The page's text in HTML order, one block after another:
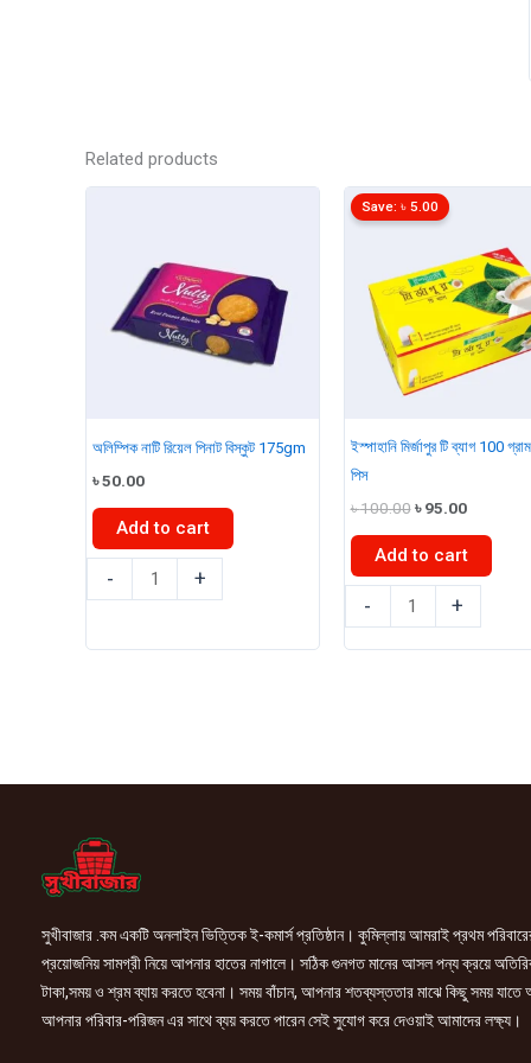
Related products
অলিম্পিক নাটি রিয়েল পিনাট বিস্কুট 175gm
৳50.00
Add to cart
-
নাটি
পিনাট
+
ইস্পাহানি মির্জাপুর টি ব্যাগ 100
পিস
৳100.00 Original
was:
৳ 100.00.
৳95.00Current
is:
৳ 95.00.
Save: ৳ 5.00
Add to cart
-
মির্জাপুর
টি
+
সুখীবাজার .কম একটি অনলাইন ভিত্তিক ই-কমার্স প্রতিষ্ঠান। কুমিল্লায় আমরাই প্রথম
প্রয়োজনিয় সামগ্রী নিয়ে আপনার হাতের নাগালে। সঠিক গুনগত মানের আসল পন্য ক্রয়ে
টাকা,সময় ও শ্রম ব্যায় করতে হবেনা। সময় বাঁচান, আপনার শতব্যস্ততার মাঝে কিছু সময় যাতে
আপনার পরিবার-পরিজন এর সাথে ব্যয় করতে পারেন সেই সুযোগ করে দেওয়াই আমাদের লক্ষ্য।